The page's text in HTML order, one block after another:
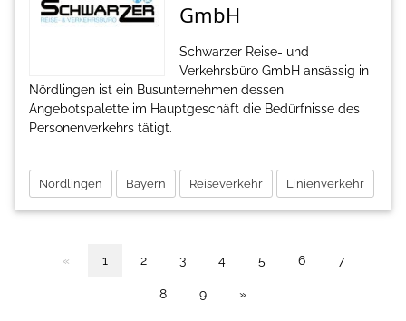
GmbH
Schwarzer Reise- und
Verkehrsbüro GmbH ansässig in
Nördlingen ist ein Busunternehmen dessen
Angebotspalette im Hauptgeschäft die Bedürfnisse des
Personenverkehrs tätigt.
Nördlingen Bayern Reiseverkehr Linienverkehr
« 1 2 3 4 5 6 7
8 9 »